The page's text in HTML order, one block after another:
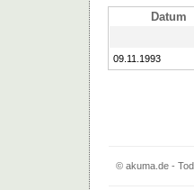
Datum
09.11.1993
© akuma.de -